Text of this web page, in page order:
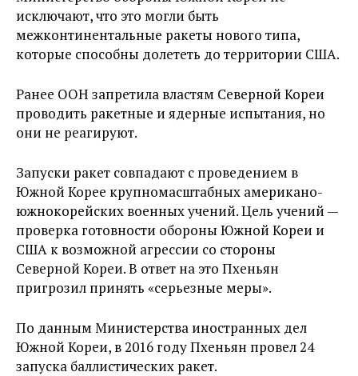
исключают, что это могли быть
межконтинентальные ракеты нового типа,
которые способны долететь до территории США.
Ранее ООН запретила властям Северной Кореи
проводить ракетные и ядерные испытания, но
они не реагируют.
Запуски ракет совпадают с проведением в
Южной Корее крупномасштабных американо-
южнокорейских военных учений. Цель учений —
проверка готовности обороны Южной Кореи и
США к возможной агрессии со стороны
Северной Кореи. В ответ на это Пхеньян
пригрозил принять «серьезные меры».
По данным Министерства иностранных дел
Южной Кореи, в 2016 году Пхеньян провел 24
запуска баллистических ракет.